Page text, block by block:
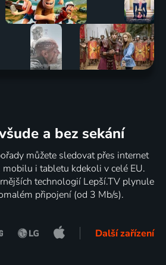
a bez sekání
můžete sledovat přes internet
mobilu i tabletu kdekoli v celé EU.
technologií Lepší.TV plynule
připojení (od 3 Mb/s).
Další zařízení